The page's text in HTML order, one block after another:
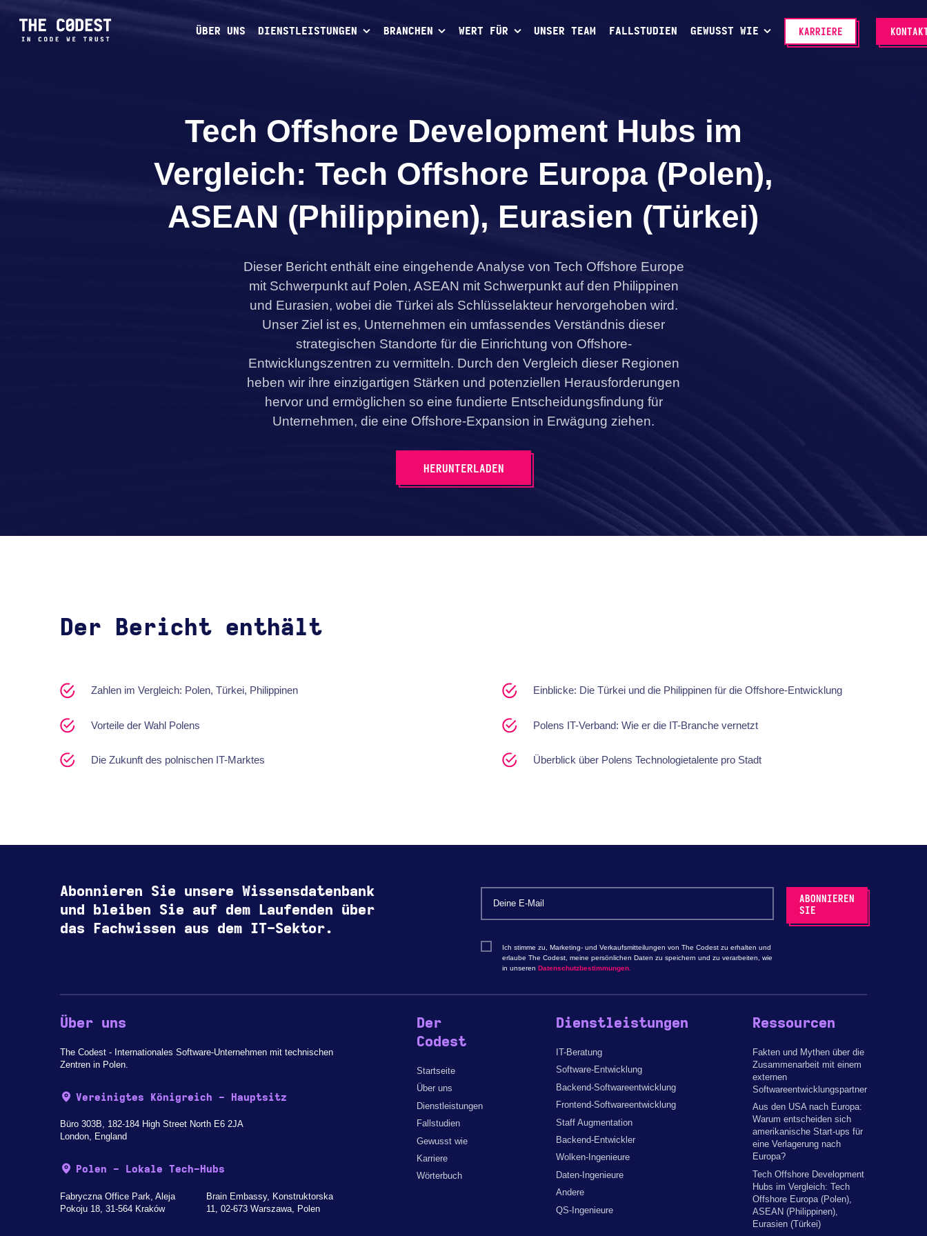
ÜBER UNS DIENSTLEISTUNGEN BRANCHEN WERT FÜR UNSER TEAM FALLSTUDIEN GEWUSST WIE KARRIERE
Tech Offshore Development Hubs im
Vergleich: Tech Offshore Europa (Polen),
ASEAN (Philippinen), Eurasien (Türkei)
Dieser Bericht enthält eine eingehende Analyse von Tech Offshore Europe
mit Schwerpunkt auf Polen, ASEAN mit Schwerpunkt auf den Philippinen
und Eurasien, wobei die Türkei als Schlüsselakteur hervorgehoben wird.
Unser Ziel ist es, Unternehmen ein umfassendes Verständnis dieser
strategischen Standorte für die Einrichtung von Offshore-
Entwicklungszentren zu vermitteln. Durch den Vergleich dieser Regionen
heben wir ihre einzigartigen Stärken und potenziellen Herausforderungen
hervor und ermöglichen so eine fundierte Entscheidungsfindung für
Unternehmen, die eine Offshore-Expansion in Erwägung ziehen.
HERUNTERLADEN
Der Bericht enthält
Zahlen im Vergleich: Polen, Türkei, Philippinen Einblicke: Die Türkei und die Philippinen für die Offshore-Entwicklung
Vorteile der Wahl Polens Polens IT-Verband: Wie er die IT-Branche vernetzt
Die Zukunft des polnischen IT-Marktes Überblick über Polens Technologietalente pro Stadt
Abonnieren Sie unsere Wissensdatenbank
und bleiben Sie auf dem Laufenden über
das Fachwissen aus dem IT-Sektor.
Ich stimme zu, Marketing- und Verkaufsmitteilungen von The Codest zu erhalten und
erlaube The Codest, meine persönlichen Daten zu speichern und zu verarbeiten, wie
in unserenDatenschutzbestimmungen.
Über uns
The Codest - Internationales Software-Unternehmen mit technischen
Zentren in Polen.
Vereinigtes Königreich - Hauptsitz
Büro 303B, 182-184 High Street North E6 2JA
London, England
Polen - Lokale Tech-Hubs
Fabryczna Office Park, Aleja
Pokoju 18, 31-564 Kraków
Brain Embassy, Konstruktorska
11, 02-673 Warszawa, Polen
Der
Codest
Startseite
Über uns
Dienstleistungen
Fallstudien
Gewusst wie
Karriere
Wörterbuch
Dienstleistungen
IT-Beratung
Software-Entwicklung
Backend-Softwareentwicklung
Frontend-Softwareentwicklung
Staff Augmentation
Backend-Entwickler
Wolken-Ingenieure
Daten-Ingenieure
Andere
QS-Ingenieure
Ressourcen
Fakten und Mythen über die
Zusammenarbeit mit einem
externen
Softwareentwicklungspartner
Aus den USA nach Europa:
Warum entscheiden sich
amerikanische Start-ups für
eine Verlagerung nach
Europa?
Tech Offshore Development
Hubs im Vergleich: Tech
Offshore Europa (Polen),
ASEAN (Philippinen),
Eurasien (Türkei)